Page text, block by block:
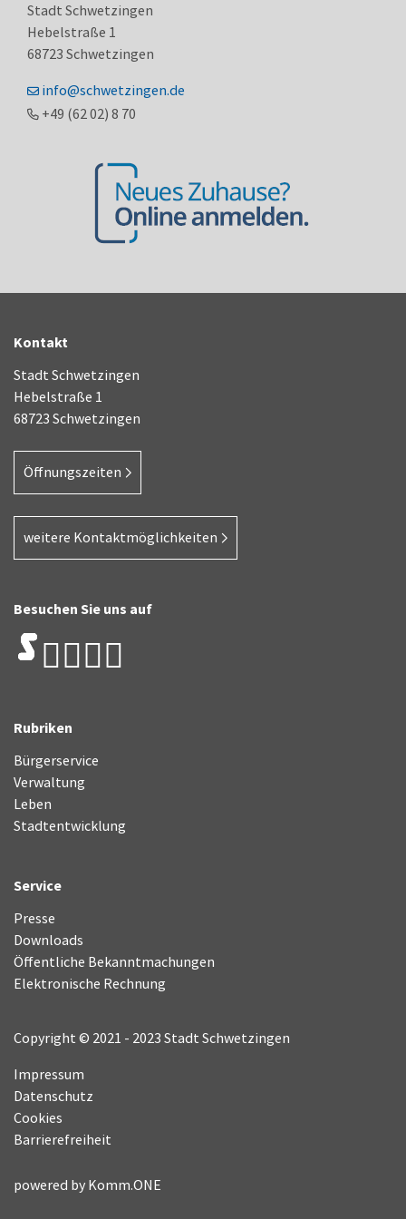
Stadt Schwetzingen
Hebelstraße 1
68723 Schwetzingen
info@schwetzingen.de
+49 (6202) 8 70
Kontakt
Stadt Schwetzingen
Hebelstraße 1
68723 Schwetzingen
Öffnungszeiten
weitere Kontaktmöglichkeiten
Besuchen Sie uns auf
Rubriken
Bürgerservice
Verwaltung
Leben
Stadtentwicklung
Service
Presse
Downloads
Öffentliche Bekanntmachungen
Elektronische Rechnung
Copyright © 2021 - 2023 Stadt Schwetzingen
Impressum
Datenschutz
Cookies
Barrierefreiheit
powered by Komm.ONE